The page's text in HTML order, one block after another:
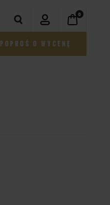
0
POPROŚ O WYCENĘ